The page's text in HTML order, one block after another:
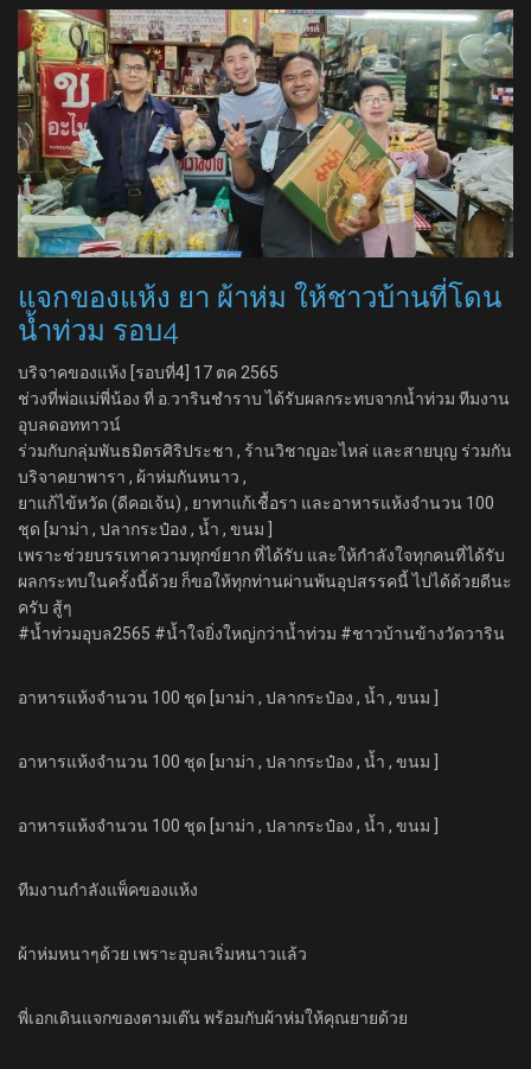
แจกของแห้ง ยา ผ้าห่ม ให้ชาวบ้านที่โดน
น้ำท่วม รอบ4
บริจาคของแห้ง [รอบที่4] 17 ตค 2565
ช่วงที่พ่อแม่พี่น้อง ที่ อ.วารินชำราบ ได้รับผลกระทบจากน้ำท่วม ทีมงาน
อุบลดอททาวน์
ร่วมกับกลุ่มพันธมิตรศิริประชา , ร้านวิชาญอะไหล่ และสายบุญ ร่วมกัน
บริจาคยาพารา , ผ้าห่มกันหนาว ,
ยาแก้ไข้หวัด (ดีคอเจ้น) , ยาทาแก้เชื้อรา และอาหารแห้งจำนวน 100
ชุด [มาม่า , ปลากระป๋อง , น้ำ , ขนม ]
เพราะช่วยบรรเทาความทุกข์ยาก ที่ได้รับ และให้กำลังใจทุกคนที่ได้รับ
ผลกระทบในครั้งนี้ด้วย ก็ขอให้ทุกท่านผ่านพ้นอุปสรรคนี้ ไปได้ด้วยดีนะ
ครับ สู้ๆ
#น้ำท่วมอุบล2565 #น้ำใจยิ่งใหญ่กว่าน้ำท่วม #ชาวบ้านข้างวัดวาริน
อาหารแห้งจำนวน 100 ชุด [มาม่า , ปลากระป๋อง , น้ำ , ขนม ]
อาหารแห้งจำนวน 100 ชุด [มาม่า , ปลากระป๋อง , น้ำ , ขนม ]
อาหารแห้งจำนวน 100 ชุด [มาม่า , ปลากระป๋อง , น้ำ , ขนม ]
ทีมงานกำลังแพ็คของแห้ง
ผ้าห่มหนาๆด้วย เพราะอุบลเริ่มหนาวแล้ว
พี่เอกเดินแจกของตามเต๊น พร้อมกับผ้าห่มให้คุณยายด้วย